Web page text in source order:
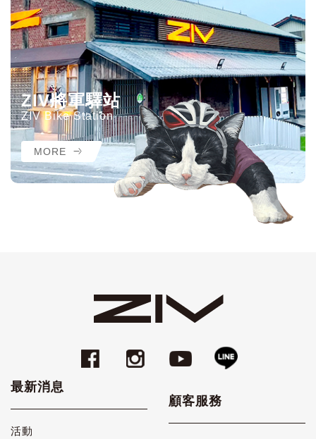
ZIV將軍驛站
ZIV Bike Station
MORE
最新消息
活動
顧客服務